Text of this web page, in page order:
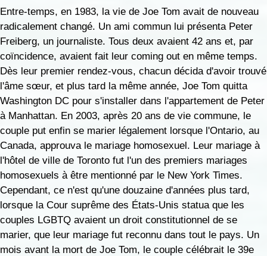
Entre-temps, en 1983, la vie de Joe Tom avait de nouveau
radicalement changé. Un ami commun lui présenta Peter
Freiberg, un journaliste. Tous deux avaient 42 ans et, par
coïncidence, avaient fait leur coming out en même temps.
Dès leur premier rendez-vous, chacun décida d'avoir trouvé
l'âme sœur, et plus tard la même année, Joe Tom quitta
Washington DC pour s'installer dans l'appartement de Peter
à Manhattan. En 2003, après 20 ans de vie commune, le
couple put enfin se marier légalement lorsque l'Ontario, au
Canada, approuva le mariage homosexuel. Leur mariage à
l'hôtel de ville de Toronto fut l'un des premiers mariages
homosexuels à être mentionné par le New York Times.
Cependant, ce n'est qu'une douzaine d'années plus tard,
lorsque la Cour suprême des États-Unis statua que les
couples LGBTQ avaient un droit constitutionnel de se
marier, que leur mariage fut reconnu dans tout le pays. Un
mois avant la mort de Joe Tom, le couple célébrait le 39e